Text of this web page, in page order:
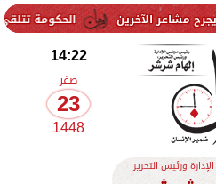
الحكومة تتلقى 229 ألف شكوى وطلب واستفسار خلال يوليو.. ومدبولي يوجه بسرعة الاستجابة للمواطنين
14:22
صفر
23
1448
ورئيس التحرير